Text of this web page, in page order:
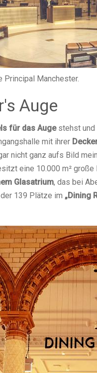
Principal Manchester.
Auge
für das Augestehst und
mit ihrer
nicht ganz aufs Bild
eine 10.000 m² große
Glasatrium, das bei
139 Plätze im „Dining